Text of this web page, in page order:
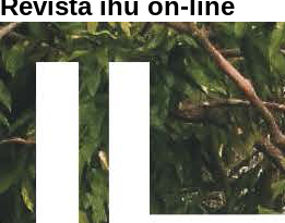
Revista ihu on-line